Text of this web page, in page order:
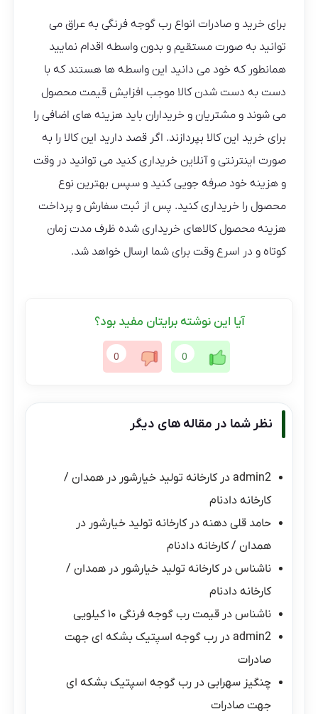
برای خرید و صادرات انواع رب گوجه فرنگی به عراق می‌
توانید به صورت مستقیم و بدون واسطه اقدام نمایید
همانطور که خود می دانید این واسطه ها هستند که با
دست به دست شدن کالا موجب افزایش قیمت محصول
می‌ شوند و مشتریان و خریداران باید هزینه‌ های اضافی را
برای خرید این کالا بپردازند. اگر قصد دارید این کالا را به
صورت اینترنتی و آنلاین خریداری کنید می توانید در وقت
و هزینه خود صرفه جویی کنید و سپس بهترین نوع
محصول را خریداری کنید. پس از ثبت سفارش و پرداخت
هزینه محصول کالاهای خریداری شده ظرف مدت زمان
کوتاه و در اسرع وقت برای شما ارسال خواهد شد.
آیا این نوشته برایتان مفید بود؟
0
0
نظر شما در مقاله های دیگر
admin2 درکارخانه تولید خیارشور در همدان /
کارخانه دادنام
حامد قلی دهنه درکارخانه تولید خیارشور در
همدان / کارخانه دادنام
ناشناس درکارخانه تولید خیارشور در همدان /
کارخانه دادنام
ناشناس درقیمت رب گوجه فرنگی ۱۰ کیلویی
admin2 دررب گوجه اسپتیک بشکه ای جهت
صادرات
چنگیز سهرابی دررب گوجه اسپتیک بشکه ای
جهت صادرات